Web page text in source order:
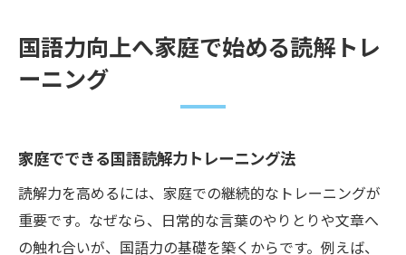
国語力向上へ家庭で始める読解トレ
ーニング
家庭でできる国語読解力トレーニング法
読解力を高めるには、家庭での継続的なトレーニングが
重要です。なぜなら、日常的な言葉のやりとりや文章へ
の触れ合いが、国語力の基礎を築くからです。例えば、